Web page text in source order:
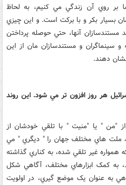
بر روي آن زندگي مي کنيم، به لحاظ
بسيار بکر و با برکت است. و اين چيزي
مستندسازان آنها، حتي حوصله پرداختن
و سينماگران و مستندسازان مان از اين
دهند.
هر روز افزون تر مي شود. اين روند
"من " يا "منيت " با تلقي خودشان از
ملت هاي مختلف جهان را " ديگري " مي
همواره غير تلقي شده، به کناري گذاشته
به کمک ابزارهاي مختلف، آگاهي شکل
به عنوان يک موضع گيري، در اولويت